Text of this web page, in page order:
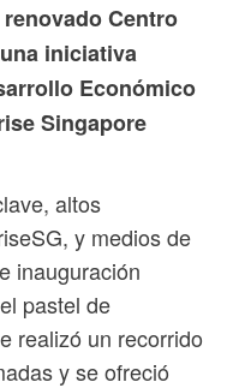
Centro
iniciativa
Económico
Singapore
altos
y medios de
inauguración
pastel de
realizó un recorrido
y se ofreció